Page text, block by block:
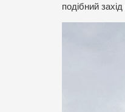
подібний